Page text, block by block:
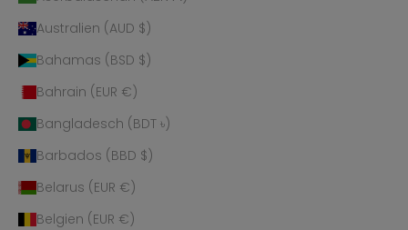
Australien (AUD $)
Bahamas (BSD $)
Bahrain (EUR €)
Bangladesch (BDT ৳)
Barbados (BBD $)
Belarus (EUR €)
Belgien (EUR €)